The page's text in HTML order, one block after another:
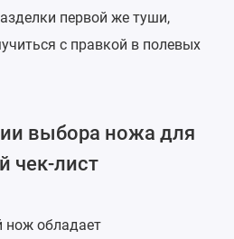
первой же туши,
с правкой в полевых
выбора ножа для
чек-лист
нож обладает